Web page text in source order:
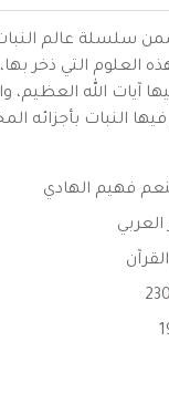
سلسلة عالم
العلوم التي ذخر
آيات الله العظيم،
النبات بأجزائه
فهيم الهادي
العربي
230